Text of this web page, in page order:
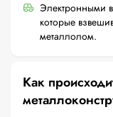
Электронными
которые
металлолом.
Как